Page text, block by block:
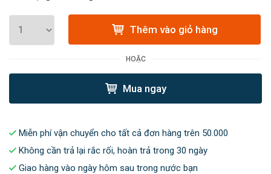
Thêm vào giỏ hàng
HOẶC
Mua ngay
Miễn phí vận chuyển cho tất cả đơn hàng trên 50.000
Không cần trả lại rắc rối, hoàn trả trong 30 ngày
Giao hàng vào ngày hôm sau trong nước bạn